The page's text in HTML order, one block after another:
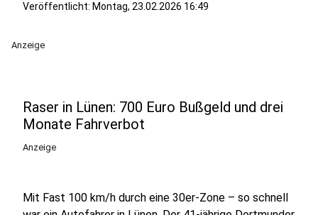
Veröffentlicht: Montag, 23.02.2026 16:49
Anzeige
Raser in Lünen: 700 Euro Bußgeld und drei
Monate Fahrverbot
Anzeige
Mit Fast 100 km/h durch eine 30er-Zone – so schnell